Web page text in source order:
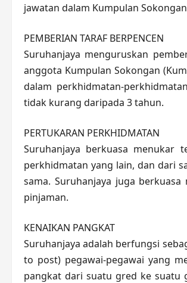
jawatan dalam Kumpulan Sokongan
PEMBERIAN TARAF BERPENCEN
Suruhanjaya menguruskan
anggota Kumpulan Sokongan
dalam perkhidmatan-
tidak kurang daripada 3 tahun.
PERTUKARAN PERKHIDMATAN
Suruhanjaya berkuasa menukar
perkhidmatan yang lain, dan dari
sama. Suruhanjaya juga
pinjaman.
KENAIKAN PANGKAT
Suruhanjaya adalah berfungsi
to post) pegawai-pegawai yang
pangkat dari suatu gred ke suatu